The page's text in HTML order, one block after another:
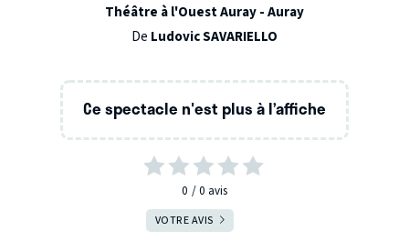
Théâtre à l'Ouest Auray - Auray
De Ludovic SAVARIELLO
Ce spectacle n'est plus à l’affiche
0 0 avis
VOTRE AVIS